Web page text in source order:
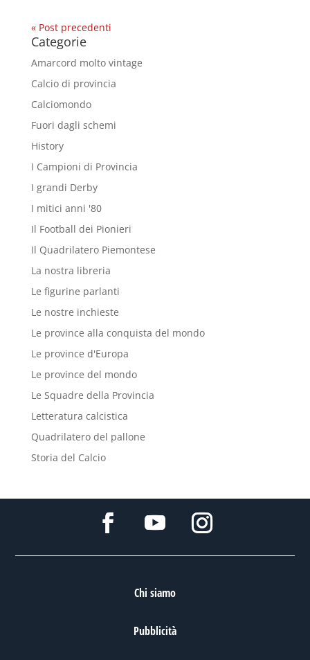
« Post precedenti
Categorie
Amarcord molto vintage
Calcio di provincia
Calciomondo
Fuori dagli schemi
History
I Campioni di Provincia
I grandi Derby
I mitici anni '80
Il Football dei Pionieri
Il Quadrilatero Piemontese
La nostra libreria
Le figurine parlanti
Le nostre inchieste
Le province alla conquista del mondo
Le province d'Europa
Le province del mondo
Le Squadre della Provincia
Letteratura calcistica
Quadrilatero del pallone
Storia del Calcio
Chi siamo
Pubblicità